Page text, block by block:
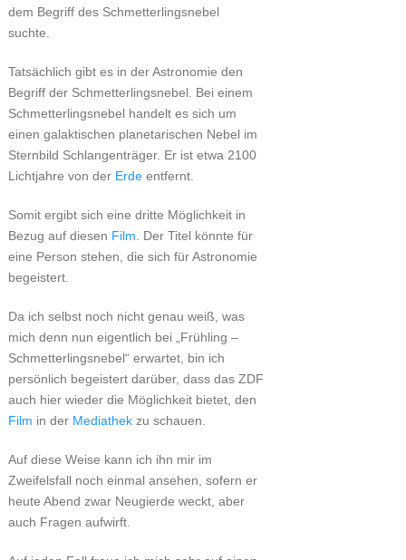
dem Begriff des Schmetterlingsnebel
suchte.
Tatsächlich gibt es in der Astronomie den
Begriff der Schmetterlingsnebel. Bei einem
Schmetterlingsnebel handelt es sich um
einen galaktischen planetarischen Nebel im
Sternbild Schlangenträger. Er ist etwa 2100
Lichtjahre von der Erdeentfernt.
Somit ergibt sich eine dritte Möglichkeit in
Bezug auf diesen Film. Der Titel könnte für
eine Person stehen, die sich für Astronomie
begeistert.
Da ich selbst noch nicht genau weiß, was
mich denn nun eigentlich bei „Frühling –
Schmetterlingsnebel“ erwartet, bin ich
persönlich begeistert darüber, dass das ZDF
auch hier wieder die Möglichkeit bietet, den
Film in der Mediathekzu schauen.
Auf diese Weise kann ich ihn mir im
Zweifelsfall noch einmal ansehen, sofern er
heute Abend zwar Neugierde weckt, aber
auch Fragen aufwirft.